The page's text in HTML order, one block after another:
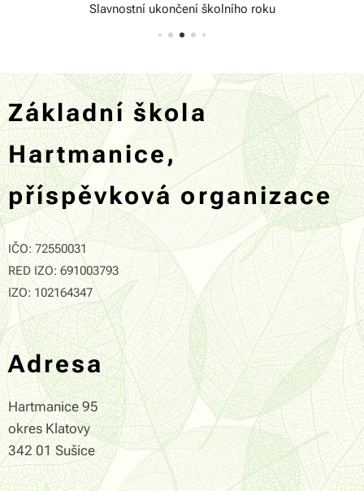
Slavnostní ukončení školního roku
Základní škola
Hartmanice,
příspěvková organizace
IČO: 72550031
RED IZO: 691003793
IZO: 102164347
Adresa
Hartmanice 95
okres Klatovy
342 01 Sušice